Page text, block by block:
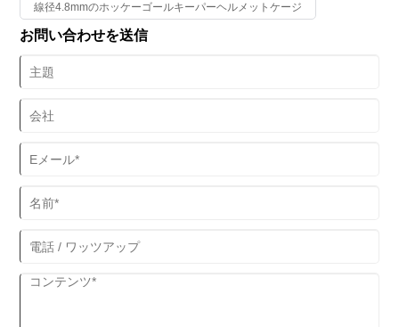
線径4.8mmのホッケーゴールキーパーヘルメットケージ
お問い合わせを送信